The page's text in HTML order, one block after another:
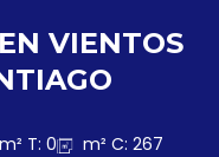
VIENTOS
m² T: 0
m² C: 267